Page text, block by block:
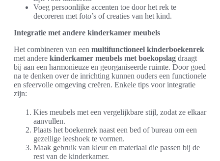
Voeg persoonlijke accenten toe door het rek te
decoreren met foto’s of creaties van het kind.
Integratie met andere kinderkamer meubels
Het combineren van een multifunctioneel kinderboekenrek
met andere kinderkamer meubels met boekopslag draagt
bij aan een harmonieuze en georganiseerde ruimte. Door goed
na te denken over de inrichting kunnen ouders een functionele
en sfeervolle omgeving creëren. Enkele tips voor integratie
zijn:
Kies meubels met een vergelijkbare stijl, zodat ze elkaar
aanvullen.
Plaats het boekenrek naast een bed of bureau om een
gezellige leeshoek te vormen.
Maak gebruik van kleur en materiaal die passen bij de
rest van de kinderkamer.